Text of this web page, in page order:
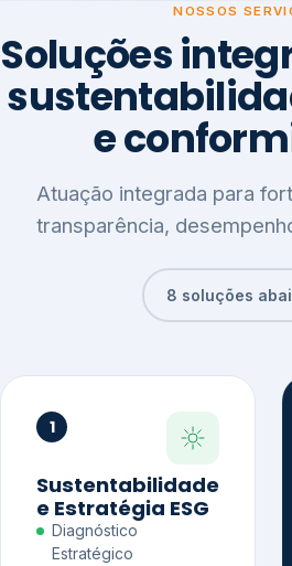
NOSSOS
Soluções
e
Atuação integrada para
transparência,
8 soluções
1
Sustentabilidade
e Estratégia ESG
Diagnóstico
Estratégico